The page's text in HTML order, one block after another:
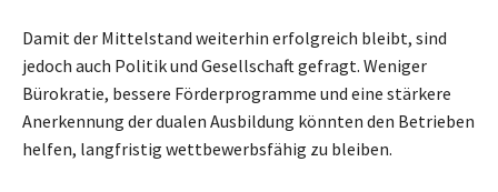
Damit der Mittelstand weiterhin erfolgreich bleibt, sind
jedoch auch Politik und Gesellschaft gefragt. Weniger
Bürokratie, bessere Förderprogramme und eine stärkere
Anerkennung der dualen Ausbildung könnten den Betrieben
helfen, langfristig wettbewerbsfähig zu bleiben.